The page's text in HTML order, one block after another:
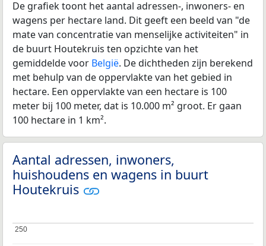
De grafiek toont het aantal adressen-, inwoners- en
wagens per hectare land. Dit geeft een beeld van "de
mate van concentratie van menselijke activiteiten" in
de buurt Houtekruis ten opzichte van het
gemiddelde voor België. De dichtheden zijn berekend
met behulp van de oppervlakte van het gebied in
hectare. Een oppervlakte van een hectare is 100
meter bij 100 meter, dat is 10.000 m² groot. Er gaan
100 hectare in 1 km².
Aantal adressen, inwoners,
huishoudens en wagens in buurt
Houtekruis
250
250